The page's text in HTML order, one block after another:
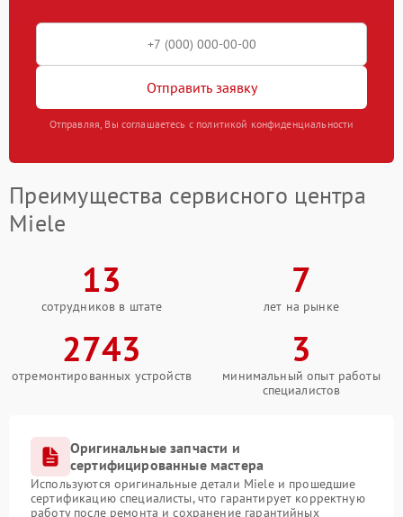
Отправить заявку
Отправляя, Вы соглашаетесь с политикой конфиденциальности
Преимущества сервисного центра
Miele
13
сотрудников в штате
7
лет на рынке
2743
отремонтированных устройств
3
минимальный опыт работы
специалистов
Оригинальные запчасти и
сертифицированные мастера
Используются оригинальные детали Miele и прошедшие
сертификацию специалисты, что гарантирует корректную
работу после ремонта и сохранение гарантийных